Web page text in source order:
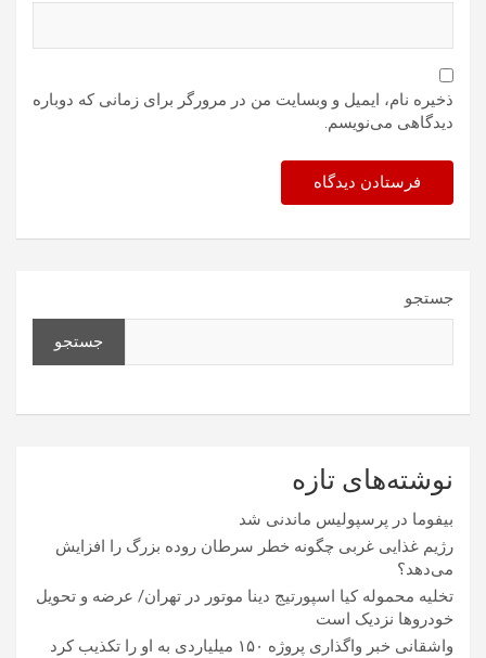
ذخیره نام، ایمیل و وبسایت من در مرورگر برای زمانی که دوباره
دیدگاهی می‌نویسم.
جستجو
جستجو
نوشته‌های تازه
بیفوما در پرسپولیس ماندنی شد
رژیم غذایی غربی چگونه خطر سرطان روده بزرگ را افزایش
می‌دهد؟
تخلیه محموله کیا اسپورتیج دینا موتور در تهران/ عرضه و تحویل
خودروها نزدیک است
واشقانی خبر واگذاری پروژه ۱۵۰ میلیاردی به او را تکذیب کرد